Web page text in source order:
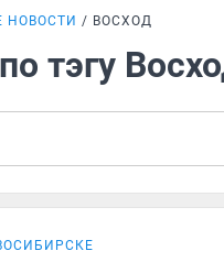
НОВОСТИ ВОСХОД
тэгу